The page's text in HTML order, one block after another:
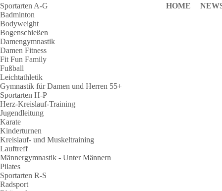
HOME
Sportarten A-G
Badminton
Bodyweight
Bogenschießen
Damengymnastik
Damen Fitness
Fit Fun Family
Fußball
Leichtathletik
Gymnastik für Damen und Herren 55+
Sportarten H-P
Herz-Kreislauf-Training
Jugendleitung
Karate
Kinderturnen
Kreislauf- und Muskeltraining
Lauftreff
Männergymnastik - Unter Männern
Pilates
Sportarten R-S
Radsport